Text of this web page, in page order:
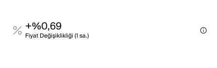
+%0,69
Fi̇yat Deği̇şi̇kli̇kli̇ği̇ (1 sa.)